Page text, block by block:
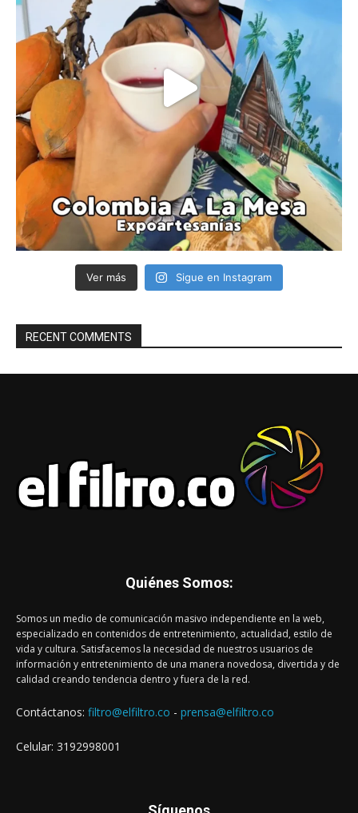
Ver más Sigue en Instagram
RECENT COMMENTS
Quiénes Somos:
Somos un medio de comunicación masivo independiente en la web,
especializado en contenidos de entretenimiento, actualidad, estilo de
vida y cultura. Satisfacemos la necesidad de nuestros usuarios de
información y entretenimiento de una manera novedosa, divertida y de
calidad creando tendencia dentro y fuera de la red.
Contáctanos: filtro@elfiltro.co - prensa@elfiltro.co
Celular: 3192998001